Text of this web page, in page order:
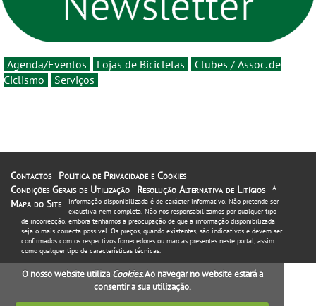
Agenda/Eventos Lojas de Bicicletas
Clubes / Assoc. de
Ciclismo
Serviços
Contactos
Política de Privacidade e Cookies
Condições Gerais de Utilização
Resolução Alternativa de Litígios
Mapa do Site
A
informação disponibilizada é de carácter informativo. Não pretende ser
exaustiva nem completa. Não nos responsabilizamos por qualquer tipo
de incorrecção, embora tenhamos a preocupação de que a informação disponibilizada
seja o mais correcta possível. Os preços, quando existentes, são indicativos e devem ser
confirmados com os respectivos fornecedores ou marcas presentes neste portal, assim
como qualquer tipo de características técnicas.
O nosso website utiliza Cookies. Ao navegar no website estará a
consentir a sua utilização.